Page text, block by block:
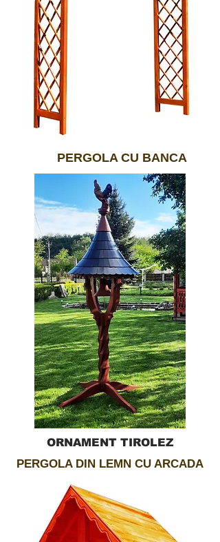
PERGOLA CU BANCA
ORNAMENT TIROLEZ
PERGOLA DIN LEMN CU ARCADA